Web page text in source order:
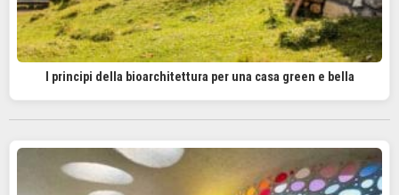
I principi della bioarchitettura per una casa green e bella